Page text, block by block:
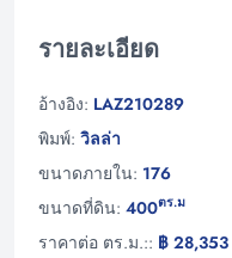
รายละเอียด
อ้างอิง: LAZ210289
พิมพ์: วิลล่า
ขนาดภายใน: 176
ขนาดที่ดิน: 400ตร.ม
ราคาต่อ ตร.ม.:: ฿ 28,353